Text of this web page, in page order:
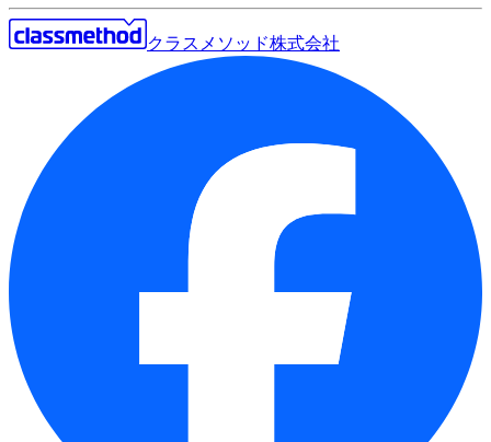
クラスメソッド株式会社